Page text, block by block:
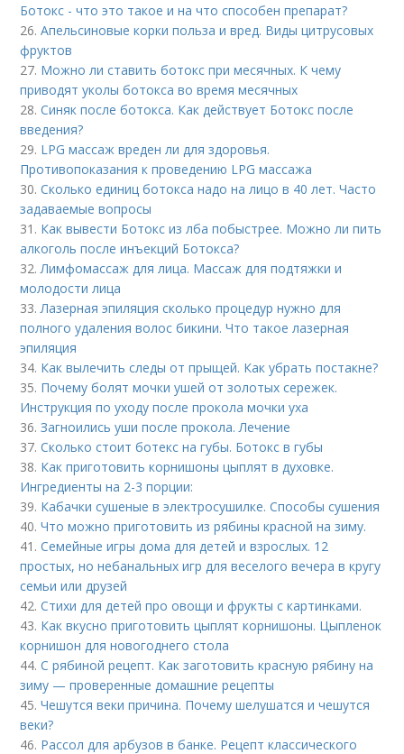
Ботокс - что это такое и на что способен препарат?
26.Апельсиновые корки польза и вред. Виды цитрусовых
фруктов
27. Можно ли ставить ботокс при месячных. К чему
приводят уколы ботокса во время месячных
28.Синяк после ботокса. Как действует Ботокс после
введения?
29. LPG массаж вреден ли для здоровья.
Противопоказания к проведению LPG массажа
30.Сколько единиц ботокса надо на лицо в 40 лет. Часто
задаваемые вопросы
31. Как вывести Ботокс из лба побыстрее. Можно ли пить
алкоголь после инъекций Ботокса?
32. Лимфомассаж для лица. Массаж для подтяжки и
молодости лица
33. Лазерная эпиляция сколько процедур нужно для
полного удаления волос бикини. Что такое лазерная
эпиляция
34. Как вылечить следы от прыщей. Как убрать постакне?
35. Почему болят мочки ушей от золотых сережек.
Инструкция по уходу после прокола мочки уха
36.Загноились уши после прокола. Лечение
37.Сколько стоит ботекс на губы. Ботокс в губы
38. Как приготовить корнишоны цыплят в духовке.
Ингредиенты на 2-3 порции:
39. Кабачки сушеные в электросушилке. Способы сушения
40.Что можно приготовить из рябины красной на зиму.
41.Семейные игры дома для детей и взрослых. 12
простых, но небанальных игр для веселого вечера в кругу
семьи или друзей
42.Стихи для детей про овощи и фрукты с картинками.
43. Как вкусно приготовить цыплят корнишоны. Цыпленок
корнишон для новогоднего стола
44.С рябиной рецепт. Как заготовить красную рябину на
зиму — проверенные домашние рецепты
45.Чешутся веки причина. Почему шелушатся и чешутся
веки?
46. Рассол для арбузов в банке. Рецепт классического